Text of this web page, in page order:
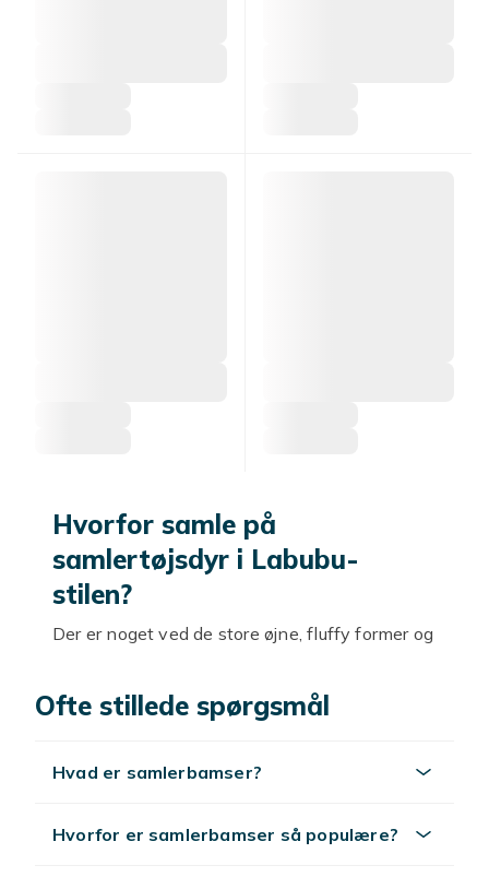
Hvorfor samle på
samlertøjsdyr i Labubu-
stilen?
Der er noget ved de store øjne, fluffy former og
inspireret stil – en æstetik, der kombinerer
måde, der har gjort dem populære over hele
Ofte stillede spørgsmål
Hvad er samlerbamser?
Hvorfor er samlerbamser så populære?